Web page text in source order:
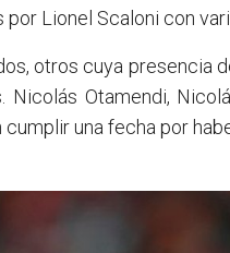
Lionel Scaloni con
otros cuya presencia
Otamendi,
una fecha por